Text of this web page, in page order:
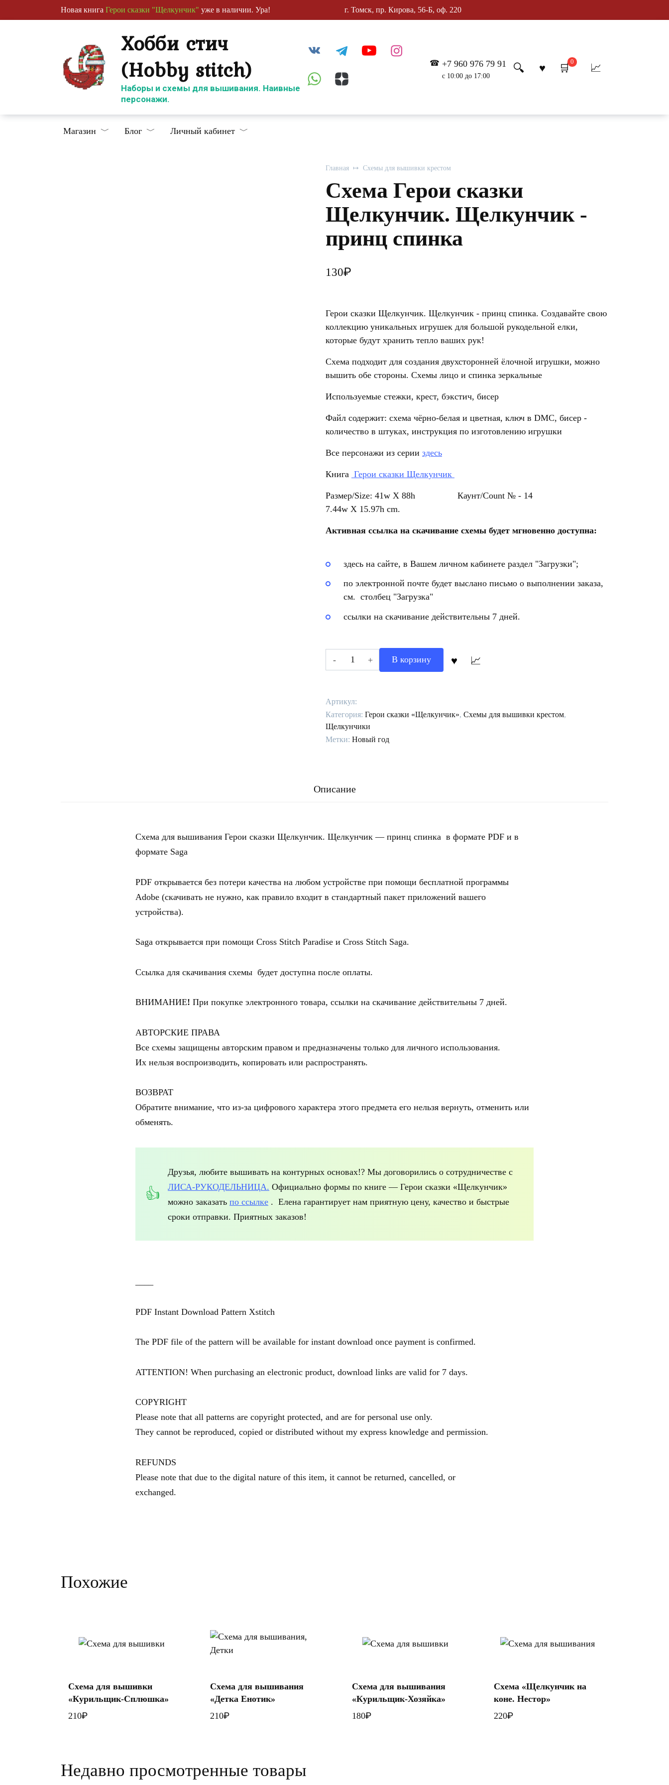
к
Новая книга Герои сказки "Щелкунчик" уже в наличии. Ура! г. Томск, пр. Кирова, 56-Б, оф. 220
Хобби стич
(Hobby stitch)
Наборы и схемы для вышивания. Наивные
персонажи.
+7 960 976 79 91
с 10:00 до 17:00
0
Магазин Блог Личный кабинет
Главная Схемы для вышивки крестом
Схема Герои сказки
Щелкунчик. Щелкунчик -
принц спинка
130₽
Герои сказки Щелкунчик. Щелкунчик - принц спинка. Создавайте свою
коллекцию уникальных игрушек для большой рукодельной елки,
которые будут хранить тепло ваших рук!
Схема подходит для создания двухсторонней ёлочной игрушки, можно
вышить обе стороны. Схемы лицо и спинка зеркальные
Используемые стежки, крест, бэкстич, бисер
Файл содержит: схема чёрно-белая и цветная, ключ в DMC, бисер -
количество в штуках, инструкция по изготовлению игрушки
Все персонажи из серии здесь
Книга Герои сказки Щелкунчик
Размер/Size: 41w X 88h Каунт/Count № - 14
7.44w X 15.97h cm.
Активная ссылка на скачивание схемы будет мгновенно доступна:
здесь на сайте, в Вашем личном кабинете раздел "Загрузки";
по электронной почте будет выслано письмо о выполнении заказа,
см. столбец "Загрузка"
ссылки на скачивание действительны 7 дней.
Количество
товара
сказки
Щелкунчик.
Щелкунчик
В корзину
Артикул:
Категория: Герои сказки «Щелкунчик», Схемы для вышивки крестом,
Щелкунчики
Метки: Новый год
Описание
Схема для вышивания Герои сказки Щелкунчик. Щелкунчик — принц спинка в формате PDF и в
формате Saga
PDF открывается без потери качества на любом устройстве при помощи бесплатной программы
Adobe (скачивать не нужно, как правило входит в стандартный пакет приложений вашего
устройства).
Saga открывается при помощи Cross Stitch Paradise и Cross Stitch Saga.
Ссылка для скачивания схемы будет доступна после оплаты.
ВНИМАНИЕ! При покупке электронного товара, ссылки на скачивание действительны 7 дней.
АВТОРСКИЕ ПРАВА
Все схемы защищены авторским правом и предназначены только для личного использования.
Их нельзя воспроизводить, копировать или распространять.
ВОЗВРАТ
Обратите внимание, что из-за цифрового характера этого предмета его нельзя вернуть, отменить или
обменять.
Друзья, любите вышивать на контурных основах!? Мы договорились о сотрудничестве с
ЛИСА-РУКОДЕЛЬНИЦА. Официально формы по книге — Герои сказки «Щелкунчик»
можно заказать по ссылке . Елена гарантирует нам приятную цену, качество и быстрые
сроки отправки. Приятных заказов!
PDF Instant Download Pattern Xstitch
The PDF file of the pattern will be available for instant download once payment is confirmed.
ATTENTION! When purchasing an electronic product, download links are valid for 7 days.
COPYRIGHT
Please note that all patterns are copyright protected, and are for personal use only.
They cannot be reproduced, copied or distributed without my express knowledge and permission.
REFUNDS
Please note that due to the digital nature of this item, it cannot be returned, cancelled, or
exchanged.
Похожие
Схема для вышивки
«Курильщик-Сплюшка»
210₽
В корзину
Схема для вышивания
«Детка Енотик»
210₽
Схема для вышивания
«Курильщик-Хозяйка»
180₽
Схема «Щелкунчик на
коне. Нестор»
220₽
Недавно просмотренные товары